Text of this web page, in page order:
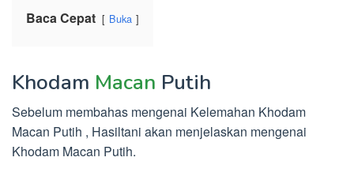
Baca Cepat Buka
Khodam Macan Putih
Sebelum membahas mengenai Kelemahan Khodam
Macan Putih , Hasiltani akan menjelaskan mengenai
Khodam Macan Putih.